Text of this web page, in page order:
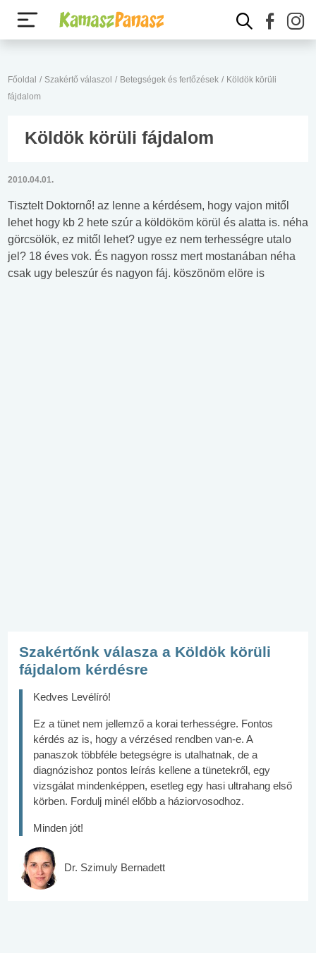
Főoldal / Szakértő válaszol / Betegségek és fertőzések / Köldök körüli
fájdalom
Köldök körüli fájdalom
2010.04.01.
Tisztelt Doktornő! az lenne a kérdésem, hogy vajon mitől
lehet hogy kb 2 hete szúr a köldököm körül és alatta is. néha
görcsölök, ez mitől lehet? ugye ez nem terhességre utalo
jel? 18 éves vok. És nagyon rossz mert mostanában néha
csak ugy beleszúr és nagyon fáj. köszönöm elöre is
Szakértőnk válasza a Köldök körüli
fájdalom kérdésre
Kedves Levélíró!
Ez a tünet nem jellemző a korai terhességre. Fontos
kérdés az is, hogy a vérzésed rendben van-e. A
panaszok többféle betegségre is utalhatnak, de a
diagnózishoz pontos leírás kellene a tünetekről, egy
vizsgálat mindenképpen, esetleg egy hasi ultrahang első
körben. Fordulj minél előbb a háziorvosodhoz.
Minden jót!
Dr. Szimuly Bernadett